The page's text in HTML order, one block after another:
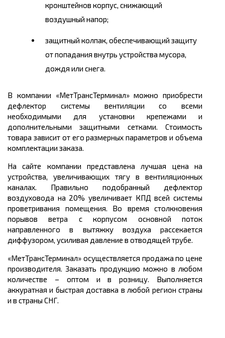
кронштейнов корпус, снижающий
воздушный напор;
защитный колпак, обеспечивающий защиту
от попадания внутрь устройства мусора,
дождя или снега.
В компании «МетТрансТерминал» можно приобрести
дефлектор системы вентиляции со всеми
необходимыми для установки крепежами и
дополнительными защитными сетками. Стоимость
товара зависит от его размерных параметров и объема
комплектации заказа.
На сайте компании представлена лучшая цена на
устройства, увеличивающих тягу в вентиляционных
каналах. Правильно подобранный дефлектор
воздуховода на 20% увеличивает КПД всей системы
проветривания помещения. Во время столкновения
порывов ветра с корпусом основной поток
направленного в вытяжку воздуха рассекается
диффузором, усиливая давление в отводящей трубе.
«МетТрансТерминал» осуществляется продажа по цене
производителя. Заказать продукцию можно в любом
количестве – оптом и в розницу. Выполняется
аккуратная и быстрая доставка в любой регион страны
и в страны СНГ.